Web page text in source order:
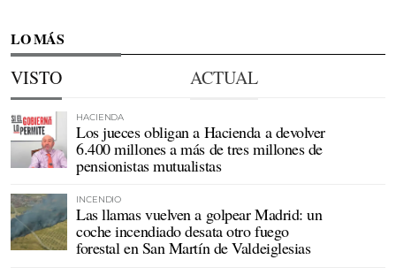
LO MÁS
VISTO ACTUAL
HACIENDA
Los jueces obligan a Hacienda a devolver
6.400 millones a más de tres millones de
pensionistas mutualistas
INCENDIO
Las llamas vuelven a golpear Madrid: un
coche incendiado desata otro fuego
forestal en San Martín de Valdeiglesias